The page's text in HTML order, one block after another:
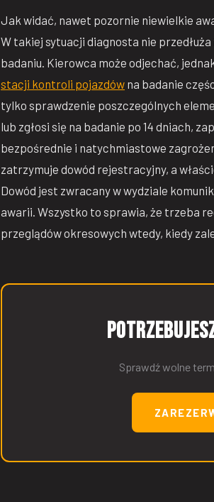
Jak widać, nawet pozornie niewielkie
W takiej sytuacji diagnosta nie
badaniu. Kierowca może odjechać,
stacji kontroli pojazdów na badanie
tylko sprawdzenie poszczególnych
lub zgłosi się na badanie po 14 dniach,
bezpośrednie i natychmiastowe
zatrzymuje dowód rejestracyjny, a
Dowód jest zwracany w wydziale
awarii. Wszystko to sprawia, że trzeba
przeglądów okresowych wtedy, kiedy
Sprawdź wolne